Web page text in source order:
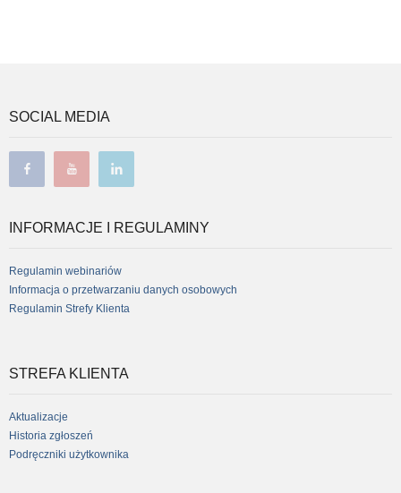
SOCIAL MEDIA
INFORMACJE I REGULAMINY
Regulamin webinariów
Informacja o przetwarzaniu danych osobowych
Regulamin Strefy Klienta
STREFA KLIENTA
Aktualizacje
Historia zgłoszeń
Podręczniki użytkownika